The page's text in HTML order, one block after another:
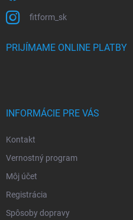
fitform_sk
PRIJÍMAME ONLINE PLATBY
INFORMÁCIE PRE VÁS
Kontakt
Vernostný program
Môj účet
Registrácia
Spôsoby dopravy